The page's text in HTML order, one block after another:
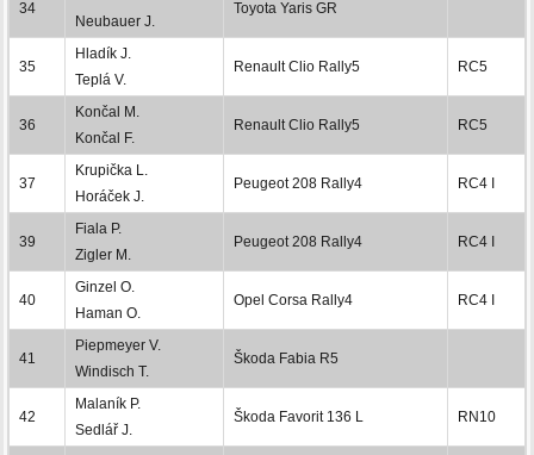
34
Neubauer J.
Toyota Yaris GR
35
Hladík J.
Teplá V.
Renault Clio Rally5 RC5
36
Končal M.
Končal F.
Renault Clio Rally5 RC5
37
Krupička L.
Horáček J.
Peugeot 208 Rally4 RC4 I
39
Fiala P.
Zigler M.
Peugeot 208 Rally4 RC4 I
40
Ginzel O.
Haman O.
Opel Corsa Rally4 RC4 I
41
Piepmeyer V.
Windisch T.
Škoda Fabia R5
42
Malaník P.
Sedlář J.
Škoda Favorit 136 L RN10